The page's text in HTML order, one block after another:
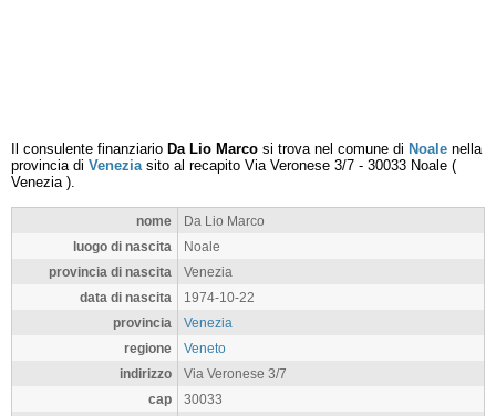
Il consulente finanziario Da Lio Marco si trova nel comune di Noale nella
provincia di Veneziasito al recapito Via Veronese 3/7 - 30033 Noale (
Venezia).
nome
Da Lio Marco
luogo di nascita
Noale
provincia di nascita
Venezia
data di nascita
1974-10-22
provincia
Venezia
regione
Veneto
indirizzo
Via Veronese 3/7
cap
30033